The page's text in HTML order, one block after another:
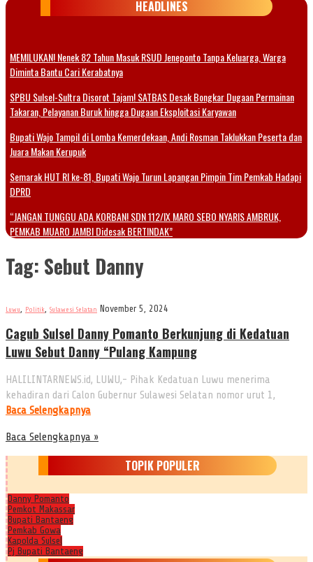
HEADLINES
MEMILUKAN! Nenek 82 Tahun Masuk RSUD Jeneponto Tanpa Keluarga, Warga
Diminta Bantu Cari Kerabatnya
SPBU Sulsel-Sultra Disorot Tajam! SATBAS Desak Bongkar Dugaan Permainan
Takaran, Pelayanan Buruk hingga Dugaan Eksploitasi Karyawan
Bupati Wajo Tampil di Lomba Kemerdekaan, Andi Rosman Taklukkan Peserta dan
Juara Makan Kerupuk
Semarak HUT RI ke-81, Bupati Wajo Turun Lapangan Pimpin Tim Pemkab Hadapi
DPRD
“JANGAN TUNGGU ADA KORBAN! SDN 112/IX MARO SEBO NYARIS AMBRUK,
PEMKAB MUARO JAMBI Didesak BERTINDAK”
Tag: Sebut Danny
Luwu, Politik, Sulawesi Selatan November 5, 2024
Cagub Sulsel Danny Pomanto Berkunjung di Kedatuan
Luwu Sebut Danny “Pulang Kampung
HALILINTARNEWS.id, LUWU,- Pihak Kedatuan Luwu menerima
kehadiran dari Calon Gubernur Sulawesi Selatan nomor urut 1,
Baca Selengkapnya
Baca Selengkapnya »
TOPIK POPULER
Danny Pomanto
Pemkot Makassar
Bupati Bantaeng
Pemkab Gowa
Kapolda Sulsel
Pj Bupati Bantaeng